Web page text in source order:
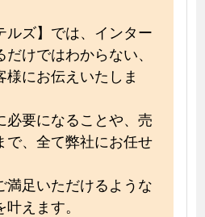
ルズ】では、インター
けではわからない、
にお伝えいたしま
必要になることや、売
で、全て弊社にお任せ
満足いただけるような
えます。